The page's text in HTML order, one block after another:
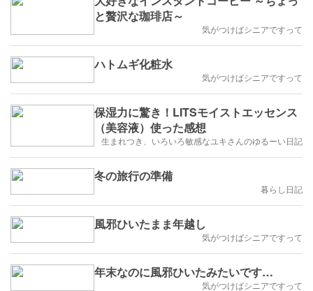
と贅沢な珈琲店～
気がつけばシニアですって
ハトムギ化粧水
気がつけばシニアですって
保湿力に驚き！LITSモイストエッセンス
（美容液）使った感想
生まれつき、いろいろ敏感なユキさんのゆるーい日記
冬の旅行の準備
暮らし日記
風邪ひいたまま年越し
気がつけばシニアですって
年末なのに風邪ひいたみたいです…
気がつけばシニアですって